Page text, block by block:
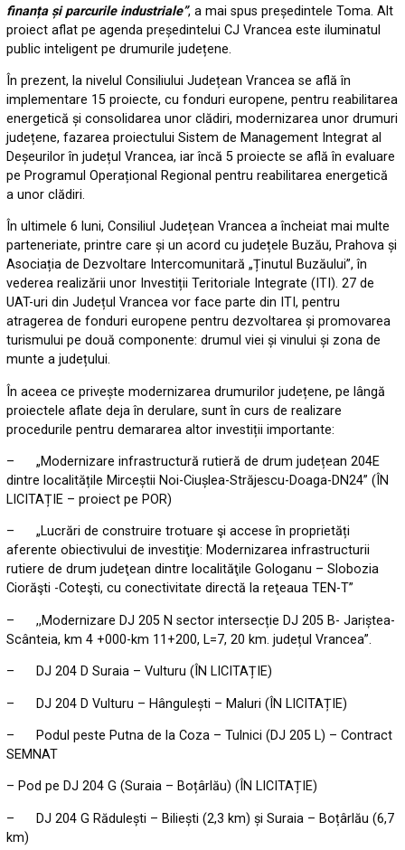
finanța și parcurile industriale”, a mai spus președintele Toma. Alt
proiect aflat pe agenda președintelui CJ Vrancea este iluminatul
public inteligent pe drumurile județene.
În prezent, la nivelul Consiliului Județean Vrancea se află în
implementare 15 proiecte, cu fonduri europene, pentru reabilitarea
energetică și consolidarea unor clădiri, modernizarea unor drumuri
județene, fazarea proiectului Sistem de Management Integrat al
Deșeurilor în județul Vrancea, iar încă 5 proiecte se află în evaluare
pe Programul Operațional Regional pentru reabilitarea energetică
a unor clădiri.
În ultimele 6 luni, Consiliul Județean Vrancea a încheiat mai multe
parteneriate, printre care și un acord cu județele Buzău, Prahova și
Asociația de Dezvoltare Intercomunitară „Ținutul Buzăului”, în
vederea realizării unor Investiții Teritoriale Integrate (ITI). 27 de
UAT-uri din Județul Vrancea vor face parte din ITI, pentru
atragerea de fonduri europene pentru dezvoltarea și promovarea
turismului pe două componente: drumul viei și vinului și zona de
munte a județului.
În aceea ce privește modernizarea drumurilor județene, pe lângă
proiectele aflate deja în derulare, sunt în curs de realizare
procedurile pentru demararea altor investiții importante:
– „Modernizare infrastructură rutieră de drum județean 204E
dintre localitățile Mirceștii Noi-Ciușlea-Străjescu-Doaga-DN24” (ÎN
LICITAȚIE – proiect pe POR)
– „Lucrări de construire trotuare şi accese în proprietăți
aferente obiectivului de investiţie: Modernizarea infrastructurii
rutiere de drum judeţean dintre localităţile Gologanu – Slobozia
Ciorăşti -Coteşti, cu conectivitate directă la reţeaua TEN-T”
– ,,Modernizare DJ 205 N sector intersecție DJ 205 B- Jariștea-
Scânteia, km 4 +000-km 11+200, L=7, 20 km. județul Vrancea”.
– DJ 204 D Suraia – Vulturu (ÎN LICITAȚIE)
– DJ 204 D Vulturu – Hângulești – Maluri (ÎN LICITAȚIE)
– Podul peste Putna de la Coza – Tulnici (DJ 205 L) – Contract
SEMNAT
– Pod pe DJ 204 G (Suraia – Boțârlău) (ÎN LICITAȚIE)
– DJ 204 G Rădulești – Biliești (2,3 km) și Suraia – Boțârlău (6,7
km)